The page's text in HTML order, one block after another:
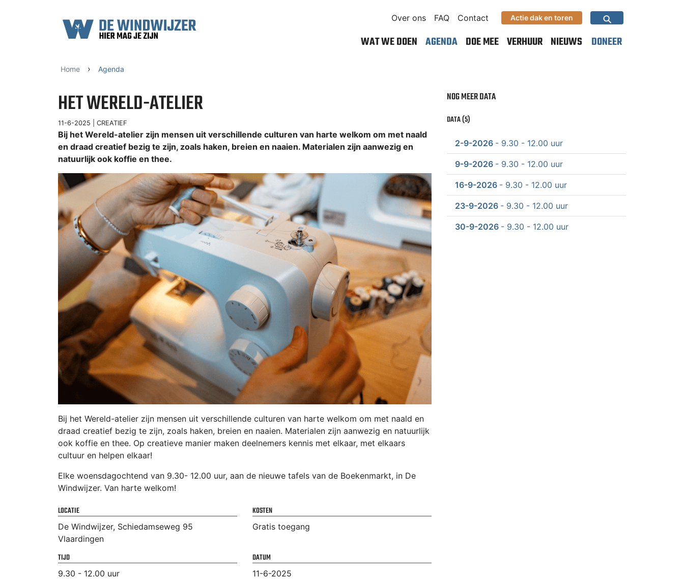
Over ons
FAQ Contact Actie dak en toren ⚲
WAT WE DOEN AGENDA DOE MEE VERHUUR NIEUWS DONEER
Home › Agenda
HET WERELD-ATELIER
11-6-2025 | CREATIEF
Bij het Wereld-atelier zijn mensen uit verschillende culturen van harte welkom om met naald
en draad creatief bezig te zijn, zoals haken, breien en naaien. Materialen zijn aanwezig en
natuurlijk ook koffie en thee.
Bij het Wereld-atelier zijn mensen uit verschillende culturen van harte welkom om met naald en
draad creatief bezig te zijn, zoals haken, breien en naaien. Materialen zijn aanwezig en natuurlijk
ook koffie en thee. Op creatieve manier maken deelnemers kennis met elkaar, met elkaars
cultuur en helpen elkaar!
Elke woensdagochtend van 9.30- 12.00 uur, aan de nieuwe tafels van de Boekenmarkt, in De
Windwijzer. Van harte welkom!
LOCATIE
De Windwijzer, Schiedamseweg 95
Vlaardingen
KOSTEN
Gratis toegang
TIJD
9.30 - 12.00 uur
DATUM
11-6-2025
NOG MEER DATA
DATA (5)
2-9-2026 - 9.30 - 12.00 uur
9-9-2026 - 9.30 - 12.00 uur
16-9-2026 - 9.30 - 12.00 uur
23-9-2026 - 9.30 - 12.00 uur
30-9-2026 - 9.30 - 12.00 uur